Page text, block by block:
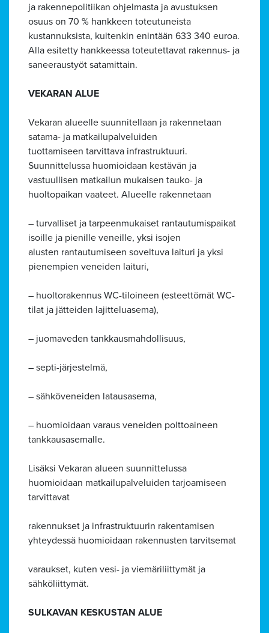
ja rakennepolitiikan ohjelmasta ja avustuksen
osuus on 70 % hankkeen toteutuneista
kustannuksista, kuitenkin enintään 633 340 euroa.
Alla esitetty hankkeessa toteutettavat rakennus- ja
saneeraustyöt satamittain.
VEKARAN ALUE
Vekaran alueelle suunnitellaan ja rakennetaan
satama- ja matkailupalveluiden
tuottamiseen tarvittava infrastruktuuri.
Suunnittelussa huomioidaan kestävän ja
vastuullisen matkailun mukaisen tauko- ja
huoltopaikan vaateet. Alueelle rakennetaan
– turvalliset ja tarpeenmukaiset rantautumispaikat
isoille ja pienille veneille, yksi isojen
alusten rantautumiseen soveltuva laituri ja yksi
pienempien veneiden laituri,
– huoltorakennus WC-tiloineen (esteettömät WC-
tilat ja jätteiden lajitteluasema),
– juomaveden tankkausmahdollisuus,
– septi-järjestelmä,
– sähköveneiden latausasema,
– huomioidaan varaus veneiden polttoaineen
tankkausasemalle.
Lisäksi Vekaran alueen suunnittelussa
huomioidaan matkailupalveluiden tarjoamiseen
tarvittavat
rakennukset ja infrastruktuurin rakentamisen
yhteydessä huomioidaan rakennusten tarvitsemat
varaukset, kuten vesi- ja viemäriliittymät ja
sähköliittymät.
SULKAVAN KESKUSTAN ALUE